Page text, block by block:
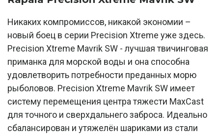
Никаких компромиссов, никакой экономии –
новый боец в серии Precision Xtreme уже здесь.
Precision Xtreme Mavrik SW - лучшая твичинговая
приманка для морской воды и она способна
удовлетворить потребности преданных морю
рыболовов. Precision Xtreme Mavrik SW имеет
систему перемещения центра тяжести MaxCast
для точного и сверхдальнего заброса. Идеально
сбалансирован и утяжелён шариками из стали